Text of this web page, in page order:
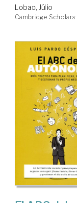
Lobao, Júlio
Cambridge